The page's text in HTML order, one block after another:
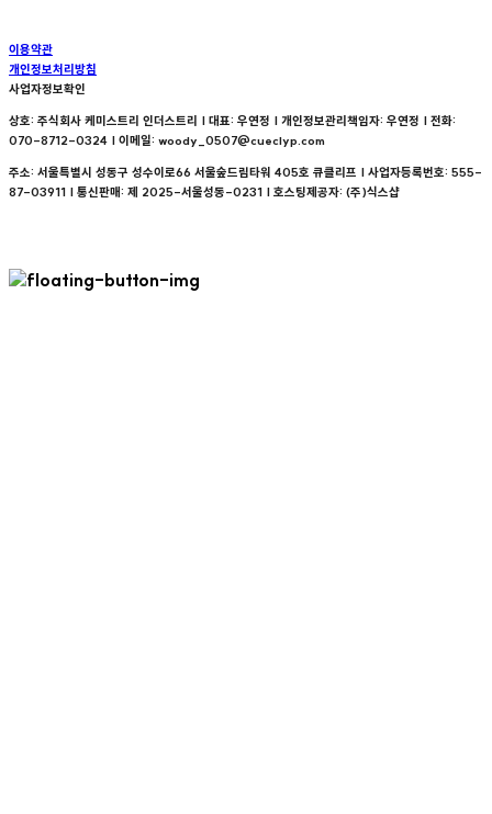
이용약관
개인정보처리방침
사업자정보확인
상호: 주식회사 케미스트리 인더스트리 | 대표: 우연정 | 개인정보관리책임자: 우연정 | 전화:
070-8712-0324 | 이메일: woody_0507@cueclyp.com
주소: 서울특별시 성동구 성수이로66 서울숲드림타워 405호 큐클리프 | 사업자등록번호: 555-
87-03911 | 통신판매: 제 2025-서울성동-0231 | 호스팅제공자: (주)식스샵